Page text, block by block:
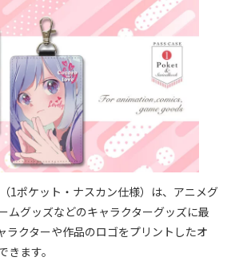
1ポケット・ナスカン仕様）は、アニメグ
ムグッズなどのキャラクターグッズに最
ラクターや作品のロゴをプリントしたオ
きます。